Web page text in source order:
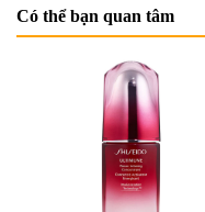
Có thể bạn quan tâm